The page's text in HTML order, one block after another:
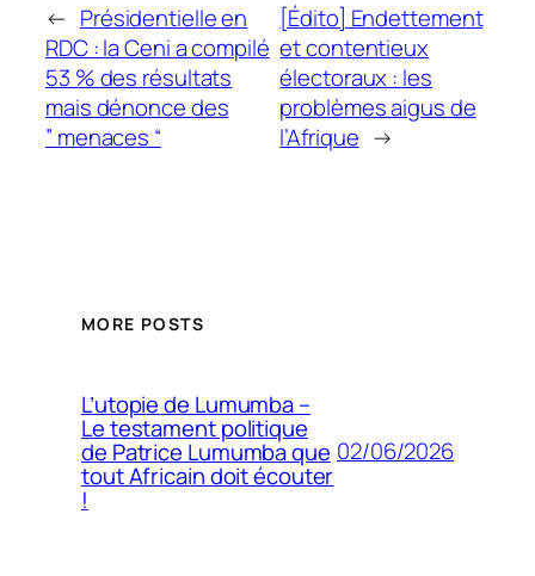
← Présidentielle en
RDC : la Ceni a compilé
53 % des résultats
mais dénonce des
” menaces “
[Édito] Endettement
et contentieux
électoraux : les
problèmes aigus de
l’Afrique →
MORE POSTS
L’utopie de Lumumba –
Le testament politique
de Patrice Lumumba que
tout Africain doit écouter
!
02/06/2026